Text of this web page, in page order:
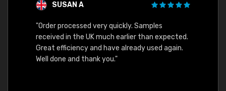
SUSAN A
"Order processed very quickly. Samples
received in the UK much earlier than expected.
Great efficiency and have already used again.
Well done and thank you."